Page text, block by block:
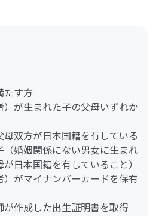
たす方
）が生まれた子の父母いずれか
母双方が日本国籍を有している
（婚姻関係にない男女に生まれ
日本国籍を有していること）
）がマイナンバーカードを保有
が作成した出生証明書を取得